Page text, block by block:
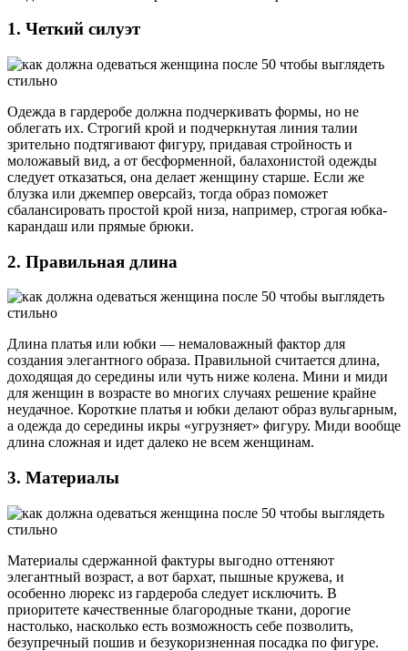
1. Четкий силуэт
Одежда в гардеробе должна подчеркивать формы, но не
облегать их. Строгий крой и подчеркнутая линия талии
зрительно подтягивают фигуру, придавая стройность и
моложавый вид, а от бесформенной, балахонистой одежды
следует отказаться, она делает женщину старше. Если же
блузка или джемпер оверсайз, тогда образ поможет
сбалансировать простой крой низа, например, строгая юбка-
карандаш или прямые брюки.
2. Правильная длина
Длина платья или юбки — немаловажный фактор для
создания элегантного образа. Правильной считается длина,
доходящая до середины или чуть ниже колена. Мини и миди
для женщин в возрасте во многих случаях решение крайне
неудачное. Короткие платья и юбки делают образ вульгарным,
а одежда до середины икры «угрузняет» фигуру. Миди вообще
длина сложная и идет далеко не всем женщинам.
3. Материалы
Материалы сдержанной фактуры выгодно оттеняют
элегантный возраст, а вот бархат, пышные кружева, и
особенно люрекс из гардероба следует исключить. В
приоритете качественные благородные ткани, дорогие
настолько, насколько есть возможность себе позволить,
безупречный пошив и безукоризненная посадка по фигуре.